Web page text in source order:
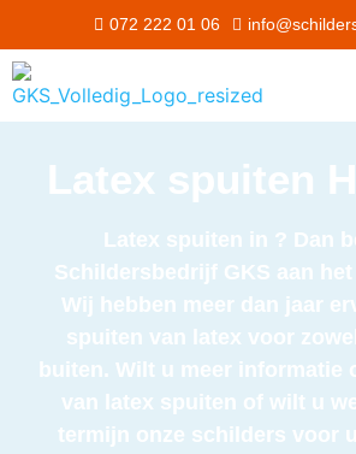
072 222 01 06
Latex spuiten
Latex spuiten in ? Dan
Schildersbedrijf GKS aan
Wij hebben meer dan jaar
spuiten van latex voor
buiten. Wilt u meer informatie
van latex spuiten of wilt u
termijn onze schilders voor